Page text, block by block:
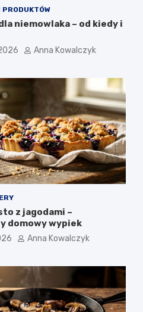
PRODUKTÓW
niemowlaka – od kiedy i
Anna Kowalczyk
z jagodami –
domowy wypiek
Anna Kowalczyk